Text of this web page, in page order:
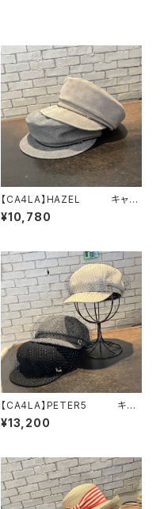
【CA4LA】HAZEL キャス
¥10,780
【CA4LA】PETER5 キャ
¥13,200